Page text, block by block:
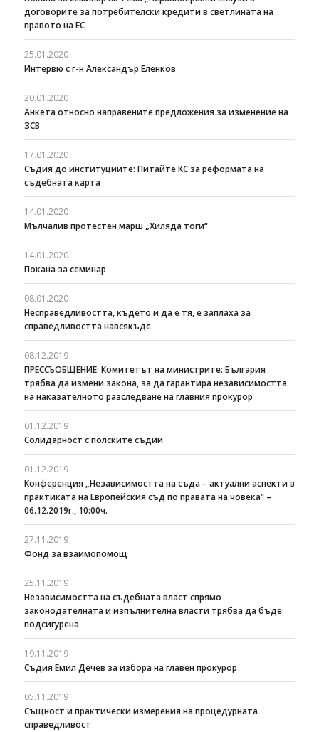
договорите за потребителски кредити в светлината на
правото на ЕС
25.01.2020
Интервю с г-н Александър Еленков
20.01.2020
Анкета относно направените предложения за изменение на
ЗСВ
17.01.2020
Съдия до институциите: Питайте КС за реформата на
съдебната карта
14.01.2020
Мълчалив протестен марш „Хиляда тоги“
14.01.2020
Покана за семинар
08.01.2020
Несправедливостта, където и да е тя, е заплаха за
справедливостта навсякъде
08.12.2019
ПРЕССЪОБЩЕНИЕ: Комитетът на министрите: България
трябва да измени закона, за да гарантира независимостта
на наказателното разследване на главния прокурор
01.12.2019
Солидарност с полските съдии
01.12.2019
Конференция „Независимостта на съда – актуални аспекти в
практиката на Европейския съд по правата на човека“ –
06.12.2019г., 10:00ч.
27.11.2019
Фонд за взаимопомощ
25.11.2019
Независимостта на съдебната власт спрямо
законодателната и изпълнителна власти трябва да бъде
подсигурена
19.11.2019
Съдия Емил Дечев за избора на главен прокурор
05.11.2019
Същност и практически измерения на процедурната
справедливост